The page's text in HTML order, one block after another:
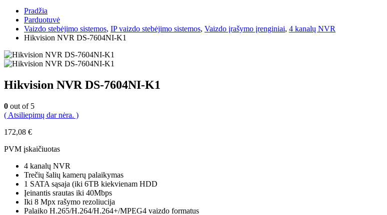
Pradžia
Parduotuvė
Vaizdo stebėjimo sistemos, IP vaizdo stebėjimo sistemos, Vaizdo įrašymo įrenginiai, 4 kanalų NVR
Hikvision NVR DS-7604NI-K1
Hikvision NVR DS-7604NI-K1
0 out of 5
( Atsiliepimų dar nėra. )
172,08 €
PVM įskaičiuotas
4 kanalų NVR
Trečių šalių kamerų palaikymas
1 SATA sąsaja (iki 6TB kiekvienam HDD
Įeinantis srautas iki 40Mbps
Iki 8 Mpx rašymo rezoliucija
Palaiko H.265/H.264/H.264+/MPEG4 vaizdo formatus